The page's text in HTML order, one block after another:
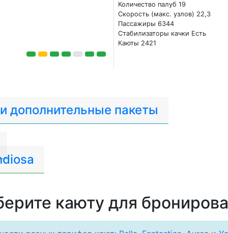
Количество палуб 19
Скорость (макс. узлов) 22,3
Пассажиры 6344
Стабилизаторы качки Есть
Каюты 2421
дополнительные пакеты
каюту для